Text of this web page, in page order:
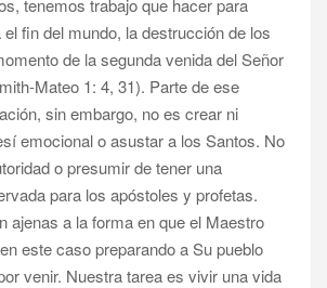
tenemos trabajo que hacer para
fin del mundo, la destrucción de los
de la segunda venida del Señor
Mateo 1: 4, 31). Parte de ese
sin embargo, no es crear ni
emocional o asustar a los Santos. No
o presumir de tener una
para los apóstoles y profetas.
ajenas a la forma en que el Maestro
este caso preparando a Su pueblo
venir. Nuestra tarea es vivir una vida